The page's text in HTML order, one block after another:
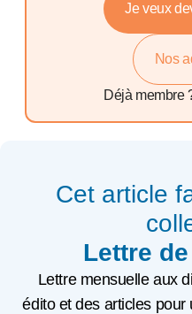
Je veux
Nos
Déjà membre
Cet article
Lettre
Lettre mensuelle aux
édito et des articles